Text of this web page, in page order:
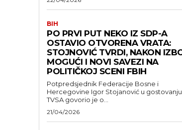
BIH
PO PRVI PUT NEKO IZ SDP-A
OSTAVIO OTVORENA VRATA:
STOJNOVIĆ TVRDI, NAKON
MOGUĆI I NOVI SAVEZI NA
POLITIČKOJ SCENI FBIH
Potpredsjednik Federacije Bosne i
Hercegovine Igor Stojanović u
TVSA govorio je o...
21/04/2026